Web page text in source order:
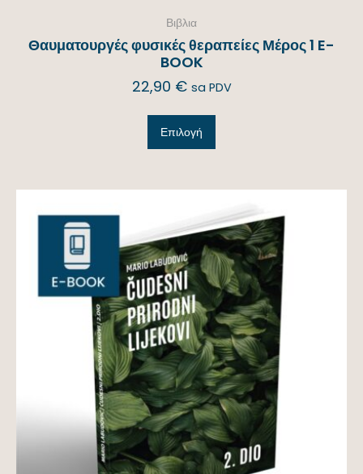
Βιβλια
Θαυματουργές φυσικές θεραπείες Μέρος 1 E-
BOOK
22,90 € sa PDV
Επιλογή